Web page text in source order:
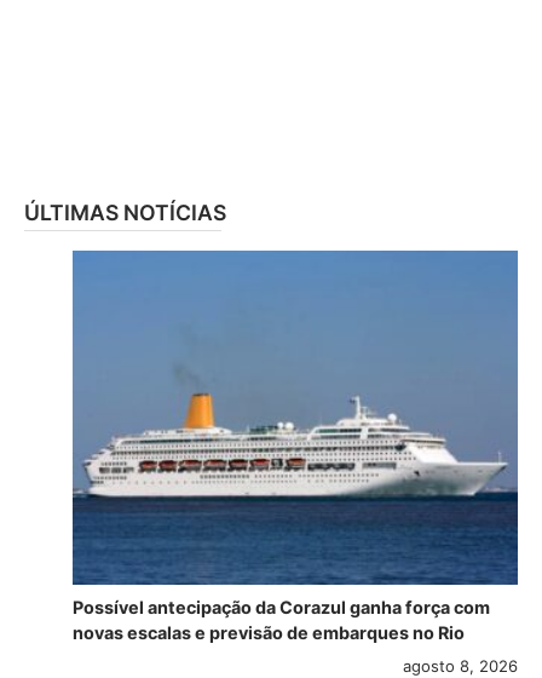
ÚLTIMAS NOTÍCIAS
Possível antecipação da Corazul ganha força com
novas escalas e previsão de embarques no Rio
agosto 8, 2026